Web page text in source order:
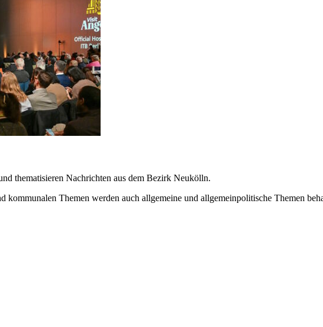
thematisieren Nachrichten aus dem Bezirk Neukölln.
Themen werden auch allgemeine und allgemeinpolitische Themen